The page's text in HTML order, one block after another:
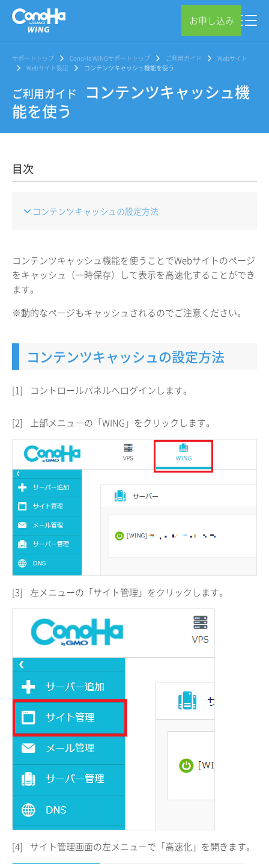
お申し込み
サポートトップ ConoHa WINGサポートトップ ご利用ガイド
Webサイト
Webサイト設定
コンテンツキャッシュ機能を使う
ご利用ガイド
コンテンツキャッシュ機
能を使う
目次
コンテンツキャッシュの設定方法
コンテンツキャッシュ機能を使うことでWebサイトのページ
をキャッシュ（一時保存）して表示を高速化することができ
ます。
※動的なページもキャッシュされるのでご注意ください。
コンテンツキャッシュの設定方法
[1] コントロールパネルへログインします。
[2] 上部メニューの「WING」をクリックします。
[3] 左メニューの「サイト管理」をクリックします。
[4] サイト管理画面の左メニューで「高速化」を開きます。